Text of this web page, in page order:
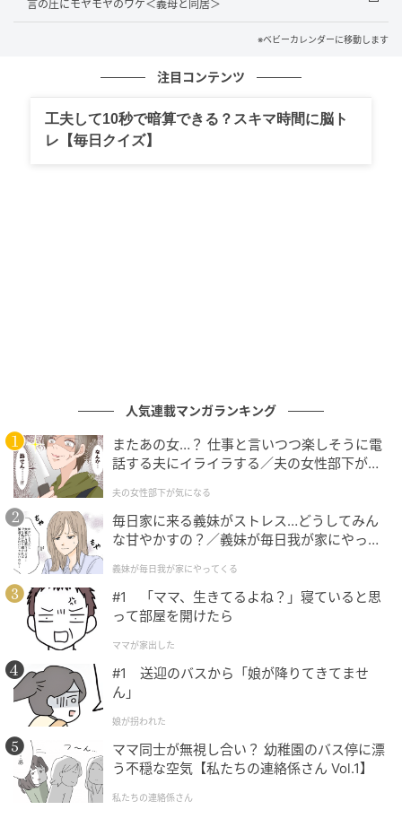
ベビーカレンダー
ベビーカレンダー
言の圧にモヤモヤのワケ＜義母と同居＞
※ベビーカレンダーに移動します
注目コンテンツ
工夫して10秒で暗算できる？スキマ時間に脳ト
レ【毎日クイズ】
人気連載マンガランキング
またあの女…？ 仕事と言いつつ楽しそうに電
話する夫にイライラする／夫の女性部下が気
夫の女性部下が気になる
毎日家に来る義妹がストレス…どうしてみん
な甘やかすの？／義妹が毎日我が家にやって
が】
義妹が毎日我が家にやってくる
#1 「ママ、生きてるよね？」寝ていると思
って部屋を開けたら
ママが家出した
#1 送迎のバスから「娘が降りてきてませ
ん」
娘が拐われた
ママ同士が無視し合い？ 幼稚園のバス停に漂
う不穏な空気【私たちの連絡係さん Vol.1】
私たちの連絡係さん